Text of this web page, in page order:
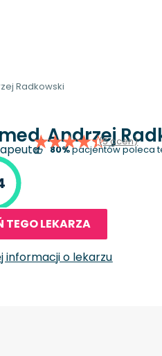
Radkowski
Andrzej(5 ocen)
80%pacjentów poleca
TEGO LEKARZA
informacji o lekarzu